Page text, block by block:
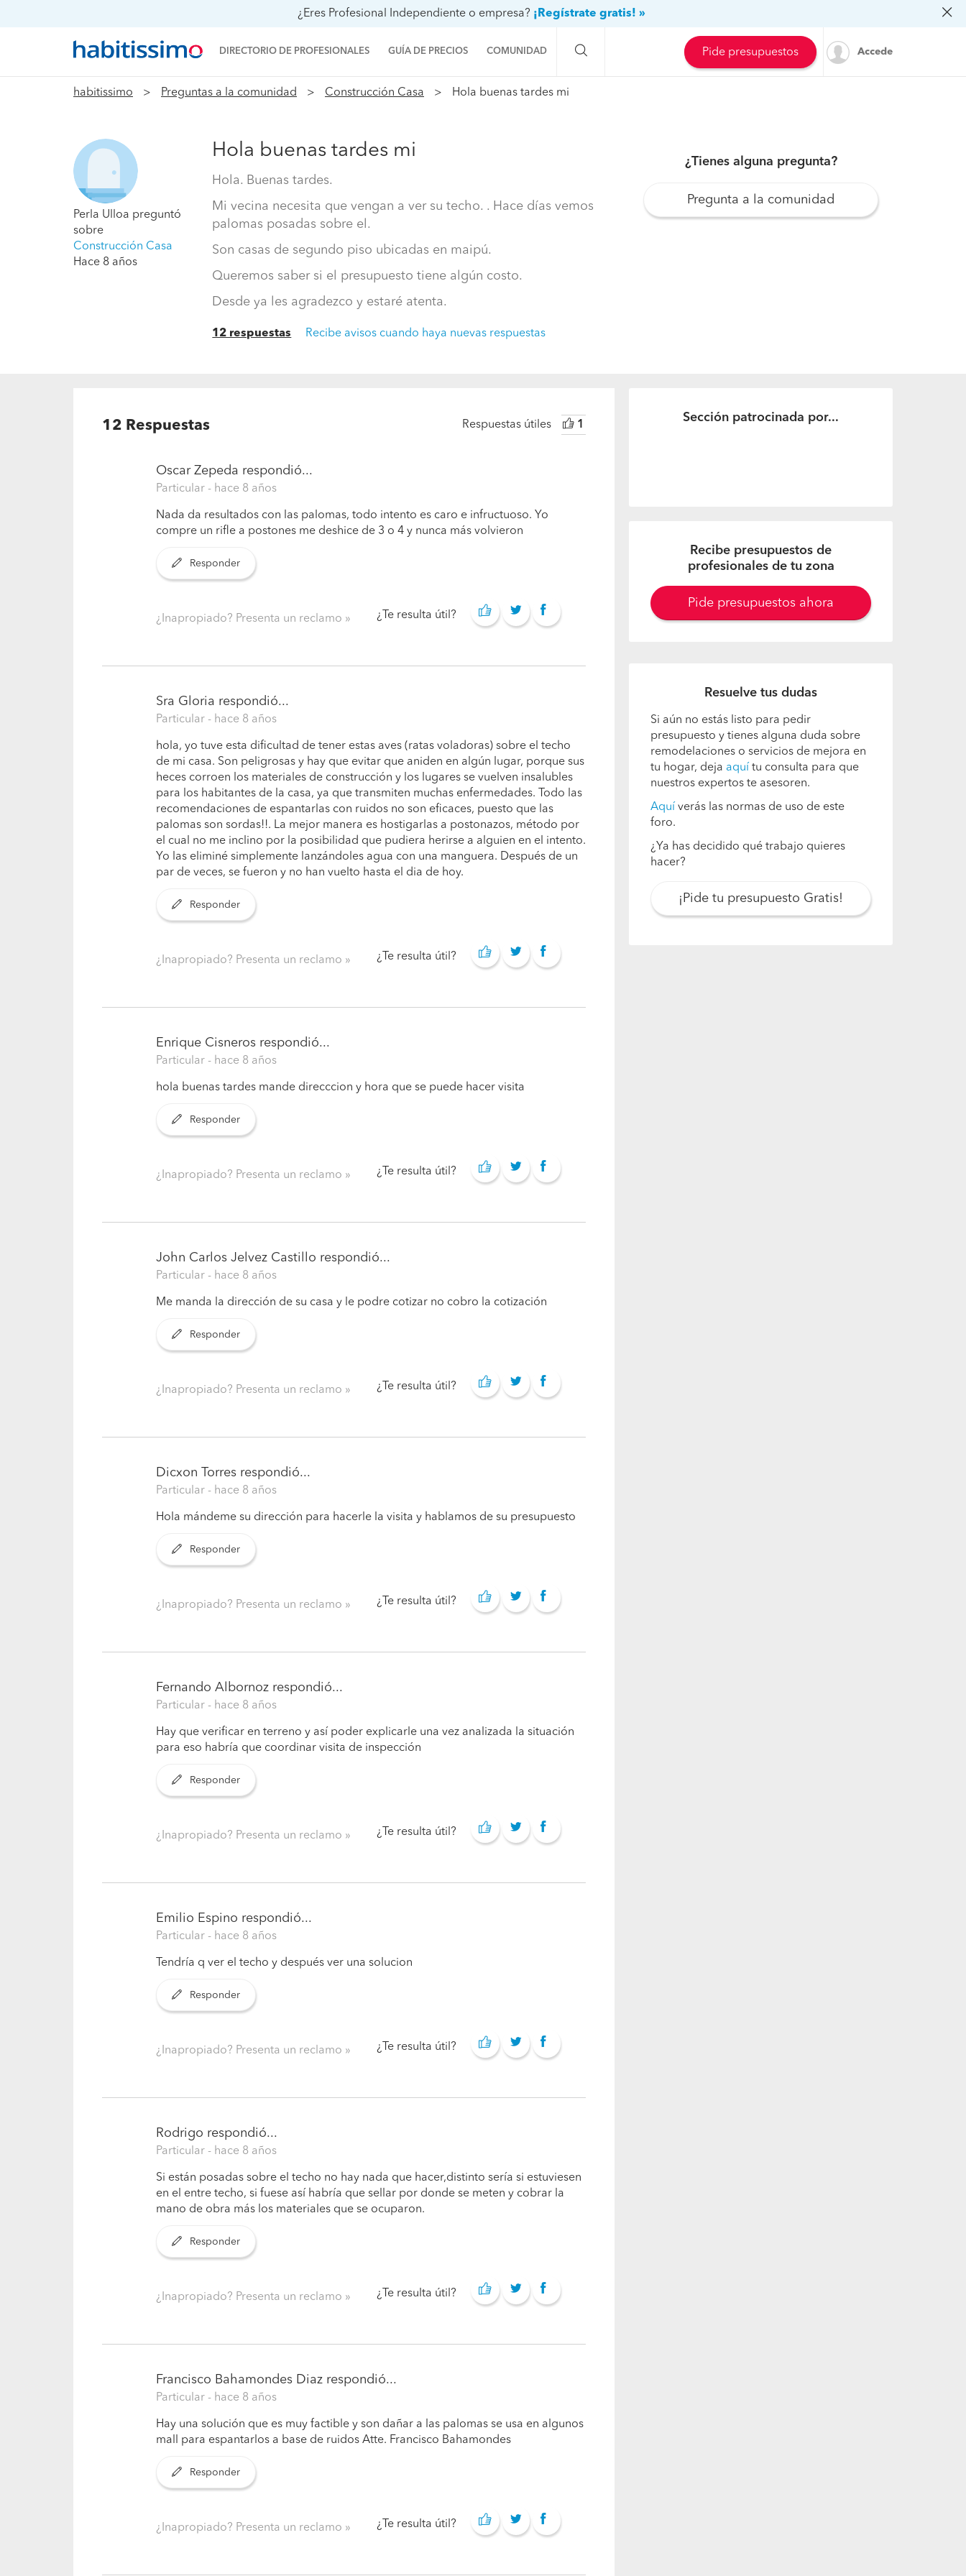
¿Eres Profesional Independiente o empresa? ¡Regístrate gratis! »
DIRECTORIO DE PROFESIONALES GUÍA DE PRECIOS COMUNIDAD
Preguntas a la comunidad
Procenter
Pide presupuestos Accede
habitissimo Preguntas a la comunidad Construcción Casa Hola buenas tardes mi
Perla Ulloa preguntó
sobre
Construcción Casa
Hace 8 años
Hola buenas tardes mi
Hola. Buenas tardes.
Mi vecina necesita que vengan a ver su techo. . Hace días vemos
palomas posadas sobre el.
Son casas de segundo piso ubicadas en maipú.
Queremos saber si el presupuesto tiene algún costo.
Desde ya les agradezco y estaré atenta.
12 respuestas Recibe avisos cuando haya nuevas respuestas
¿Tienes alguna pregunta?
Pregunta a la comunidad
12 Respuestas Respuestas útiles 1
Oscar Zepeda respondió...
Particular - hace 8 años
Nada da resultados con las palomas, todo intento es caro e infructuoso. Yo
compre un rifle a postones me deshice de 3 o 4 y nunca más volvieron
Responder
¿Inapropiado? Presenta un reclamo ¿Te resulta útil?
Sra Gloria respondió...
Particular - hace 8 años
hola, yo tuve esta dificultad de tener estas aves (ratas voladoras) sobre el techo
de mi casa. Son peligrosas y hay que evitar que aniden en algún lugar, porque sus
heces corroen los materiales de construcción y los lugares se vuelven insalubles
para los habitantes de la casa, ya que transmiten muchas enfermedades. Todo las
recomendaciones de espantarlas con ruidos no son eficaces, puesto que las
palomas son sordas!!. La mejor manera es hostigarlas a postonazos, método por
el cual no me inclino por la posibilidad que pudiera herirse a alguien en el intento.
Yo las eliminé simplemente lanzándoles agua con una manguera. Después de un
par de veces, se fueron y no han vuelto hasta el dia de hoy.
Responder
¿Inapropiado? Presenta un reclamo ¿Te resulta útil?
Enrique Cisneros respondió...
Particular - hace 8 años
hola buenas tardes mande direcccion y hora que se puede hacer visita
Responder
¿Inapropiado? Presenta un reclamo ¿Te resulta útil?
John Carlos Jelvez Castillo respondió...
Particular - hace 8 años
Me manda la dirección de su casa y le podre cotizar no cobro la cotización
Responder
¿Inapropiado? Presenta un reclamo ¿Te resulta útil?
Dicxon Torres respondió...
Particular - hace 8 años
Hola mándeme su dirección para hacerle la visita y hablamos de su presupuesto
Responder
¿Inapropiado? Presenta un reclamo ¿Te resulta útil?
Fernando Albornoz respondió...
Particular - hace 8 años
Hay que verificar en terreno y así poder explicarle una vez analizada la situación
para eso habría que coordinar visita de inspección
Responder
¿Inapropiado? Presenta un reclamo ¿Te resulta útil?
Emilio Espino respondió...
Particular - hace 8 años
Tendría q ver el techo y después ver una solucion
Responder
¿Inapropiado? Presenta un reclamo ¿Te resulta útil?
Rodrigo respondió...
Particular - hace 8 años
Si están posadas sobre el techo no hay nada que hacer,distinto sería si estuviesen
en el entre techo, si fuese así habría que sellar por donde se meten y cobrar la
mano de obra más los materiales que se ocuparon.
Responder
¿Inapropiado? Presenta un reclamo ¿Te resulta útil?
Francisco Bahamondes Diaz respondió...
Particular - hace 8 años
Hay una solución que es muy factible y son dañar a las palomas se usa en algunos
mall para espantarlos a base de ruidos Atte. Francisco Bahamondes
Responder
¿Inapropiado? Presenta un reclamo ¿Te resulta útil?
Sección patrocinada por...
Recibe presupuestos de
profesionales de tu zona
Pide presupuestos ahora
Resuelve tus dudas
Si aún no estás listo para pedir
presupuesto y tienes alguna duda sobre
remodelaciones o servicios de mejora en
tu hogar, deja aquí tu consulta para que
nuestros expertos te asesoren.
Aquí verás las normas de uso de este
foro.
¿Ya has decidido qué trabajo quieres
hacer?
¡Pide tu presupuesto Gratis!